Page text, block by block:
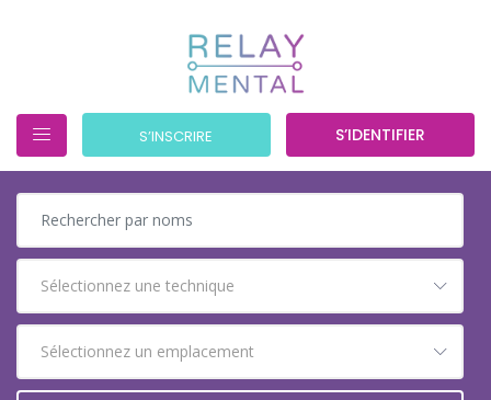
S’INSCRIRE S’IDENTIFIER